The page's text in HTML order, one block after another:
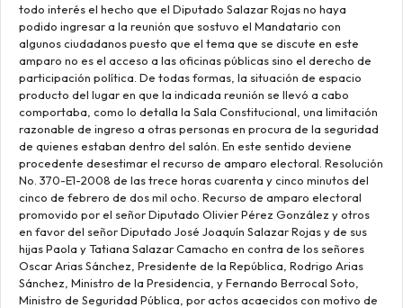
todo interés el hecho que el Diputado Salazar Rojas no haya
podido ingresar a la reunión que sostuvo el Mandatario con
algunos ciudadanos puesto que el tema que se discute en este
amparo no es el acceso a las oficinas públicas sino el derecho de
participación política. De todas formas, la situación de espacio
producto del lugar en que la indicada reunión se llevó a cabo
comportaba, como lo detalla la Sala Constitucional, una limitación
razonable de ingreso a otras personas en procura de la seguridad
de quienes estaban dentro del salón. En este sentido deviene
procedente desestimar el recurso de amparo electoral. Resolución
No. 370-E1-2008 de las trece horas cuarenta y cinco minutos del
cinco de febrero de dos mil ocho. Recurso de amparo electoral
promovido por el señor Diputado Olivier Pérez González y otros
en favor del señor Diputado José Joaquín Salazar Rojas y de sus
hijas Paola y Tatiana Salazar Camacho en contra de los señores
Oscar Arias Sánchez, Presidente de la República, Rodrigo Arias
Sánchez, Ministro de la Presidencia, y Fernando Berrocal Soto,
Ministro de Seguridad Pública, por actos acaecidos con motivo de